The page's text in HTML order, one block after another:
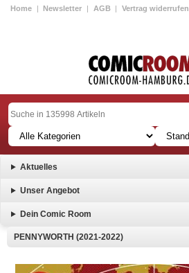
Home | Newsletter | AGB | Vertrag widerrufen
Aktuelles
Unser Angebot
Dein Comic Room
PENNYWORTH (2021-2022)